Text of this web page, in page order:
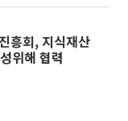
흥회, 지식재산
위해 협력